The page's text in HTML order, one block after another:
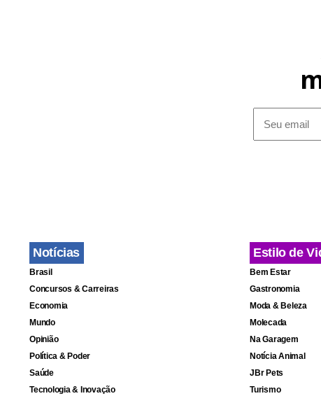
Durante o
nesse
Notícias
Brasil
Concursos & Carreiras
Economia
Mundo
Opinião
Política & Poder
Saúde
Tecnologia & Inovação
Estilo de
Bem Estar
Gastronomia
Moda & Beleza
Molecada
Na Garagem
Notícia Animal
JBr Pets
Turismo